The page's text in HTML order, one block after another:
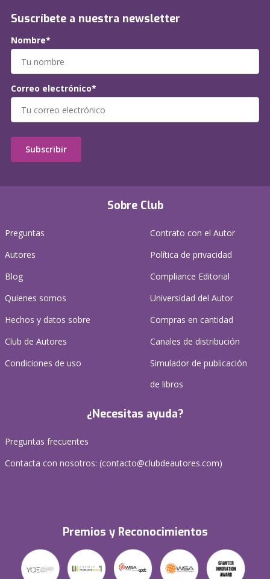
Sobre Club
Preguntas
Autores
Blog
Quienes somos
Hechos y datos sobre
Club de Autores
Condiciones de uso
Contrato con el Autor
Política de privacidad
Compliance Editorial
Universidad del Autor
Compras en cantidad
Canales de distribución
Simulador de publicación
de libros
¿Necesitas ayuda?
Preguntas frecuentes
Contacta con nosotros: (contacto@clubdeautores.com)
Premios y Reconocimientos
Suscríbete a nuestra newsletter
Nombre*
Correo electrónico*
Subscribir